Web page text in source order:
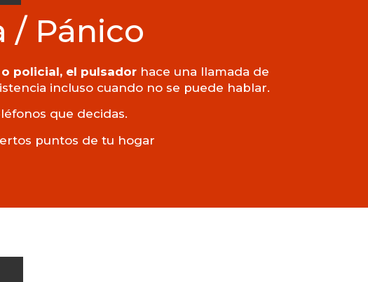
/ Pánico
policial, el pulsador hace una llamada de
incluso cuando no se puede hablar.
que decidas.
puntos de tu hogar